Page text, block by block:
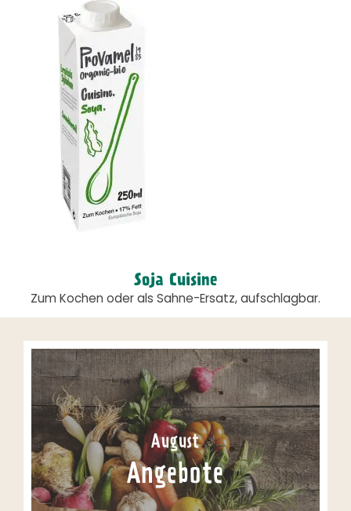
Soja Cuisine
Zum Kochen oder als Sahne-Ersatz, aufschlagbar.
August
Angebote